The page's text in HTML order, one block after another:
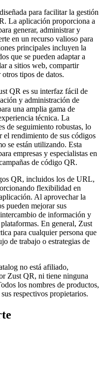
para facilitar la gestión
La aplicación proporciona a
generar, administrar y
en un recurso valioso para
principales incluyen la
que se pueden adaptar a
a sitios web, compartir
tipos de datos.
QR es su interfaz fácil de
y administración de
una amplia gama de
técnica. La
de seguimiento robustas, lo
el rendimiento de sus códigos
se están utilizando. Esta
empresas y especialistas en
de código QR.
QR, incluidos los de URL,
flexibilidad en
Al aprovechar la
pueden mejorar sus
de información y
En general, Zust
para cualquier persona que
de trabajo o estrategias de
no está afiliado,
Zust QR, ni tiene ninguna
los nombres de productos,
respectivos propietarios.